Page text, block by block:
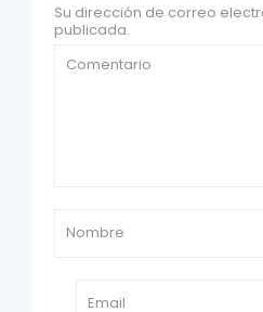
Su dirección de correo
publicada.